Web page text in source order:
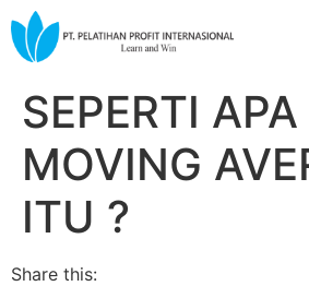
SEPERTI APA
MOVING
ITU ?
Share this: